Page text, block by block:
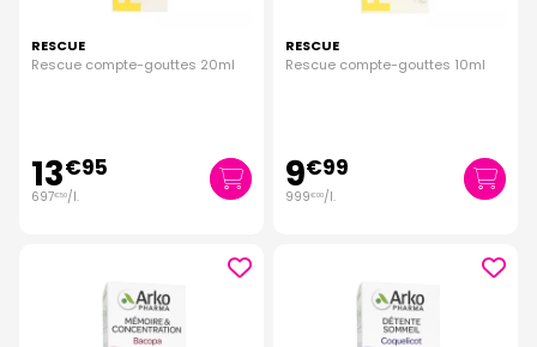
RESCUE
Rescue compte-gouttes 20ml
13€95
697€50/l.
RESCUE
Rescue compte-gouttes 10ml
9€99
999€00/l.